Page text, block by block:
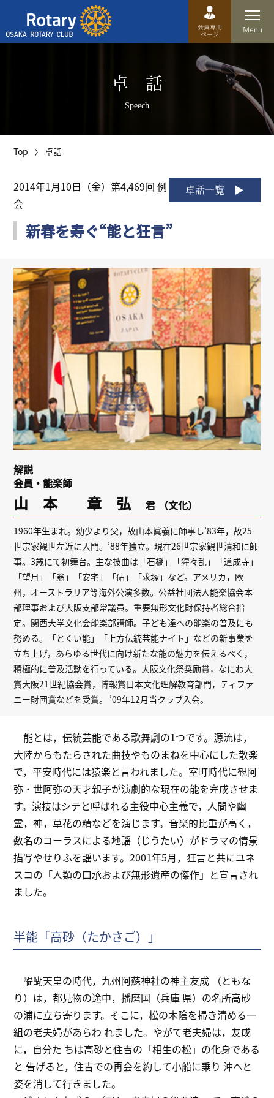
運営方針
歴史
特徴
リンク
会員専用ページ
English
卓 話
Speech
Top 卓話
卓話一覧
2014年1月10日（金）第4,469回 例
会
新春を寿ぐ“能と狂言”
解説
会員・能楽師
山 本 章 弘君 （文化）
1960年生まれ。幼少より父，故山本眞義に師事し’83年，故25
世宗家観世左近に入門。’88年独立。現在26世宗家観世清和に師
事。3歳にて初舞台。主な披曲は「石橋」「猩々乱」「道成寺」
「望月」「翁」「安宅」「砧」「求塚」など。アメリカ，欧
州，オーストラリア等海外公演多数。公益社団法人能楽協会本
部理事および大阪支部常議員。重要無形文化財保持者総合指
定。関西大学文化会能楽部講師。子ども達への能楽の普及にも
努める。「とくい能」「上方伝統芸能ナイト」などの新事業を
立ち上げ，あらゆる世代に向け新たな能の魅力を伝えるべく，
積極的に普及活動を行っている。大阪文化祭奨励賞，なにわ大
賞大阪21世紀協会賞，博報賞日本文化理解教育部門，ティファ
ニー財団賞などを受賞。 ’09年12月当クラブ入会。
能とは，伝統芸能である歌舞劇の1つです。源流は，
大陸からもたらされた曲技やものまねを中心にした散楽
で，平安時代には猿楽と言われました。室町時代に観阿
弥・世阿弥の天才親子が演劇的な現在の能を完成させま
す。演技はシテと呼ばれる主役中心主義で，人間や幽
霊，神，草花の精などを演じます。音楽的比重が高く，
数名のコーラスによる地謡（じうたい）がドラマの情景
描写やせりふを謡います。2001年5月，狂言と共にユネ
スコの「人類の口承および無形遺産の傑作」と宣言され
ました。
半能「高砂（たかさご）」
醍醐天皇の時代，九州阿蘇神社の神主友成 （ともな
り）は，都見物の途中，播磨国（兵庫 県）の名所高砂
の浦に立ち寄ります。そこに，松の木陰を掃き清める一
組の老夫婦があらわ れました。やがて老夫婦は，友成
に，自分た ちは高砂と住吉の「相生の松」の化身である
と 告げると，住吉での再会を約して小船に乗り 沖へと
姿を消して行きました。